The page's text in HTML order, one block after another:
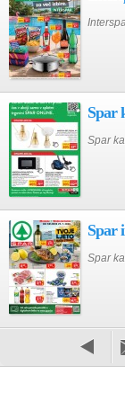
Spar
Spar
Spar
Spar